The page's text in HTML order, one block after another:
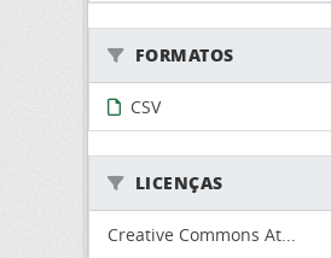
FORMATOS
CSV
LICENÇAS
Creative Commons At...